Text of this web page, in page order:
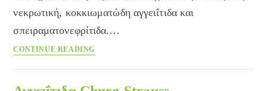
νεκρωτική, κοκκιωματώδη αγγειΐτιδα και
σπειραματονεφρίτιδα.…
CONTINUE READING